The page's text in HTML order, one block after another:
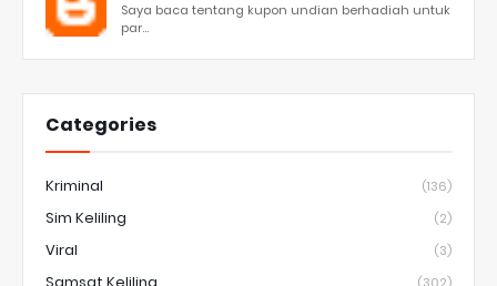
Saya baca tentang kupon undian berhadiah untuk
par...
Categories
Kriminal (136)
Sim Keliling (2)
Viral (3)